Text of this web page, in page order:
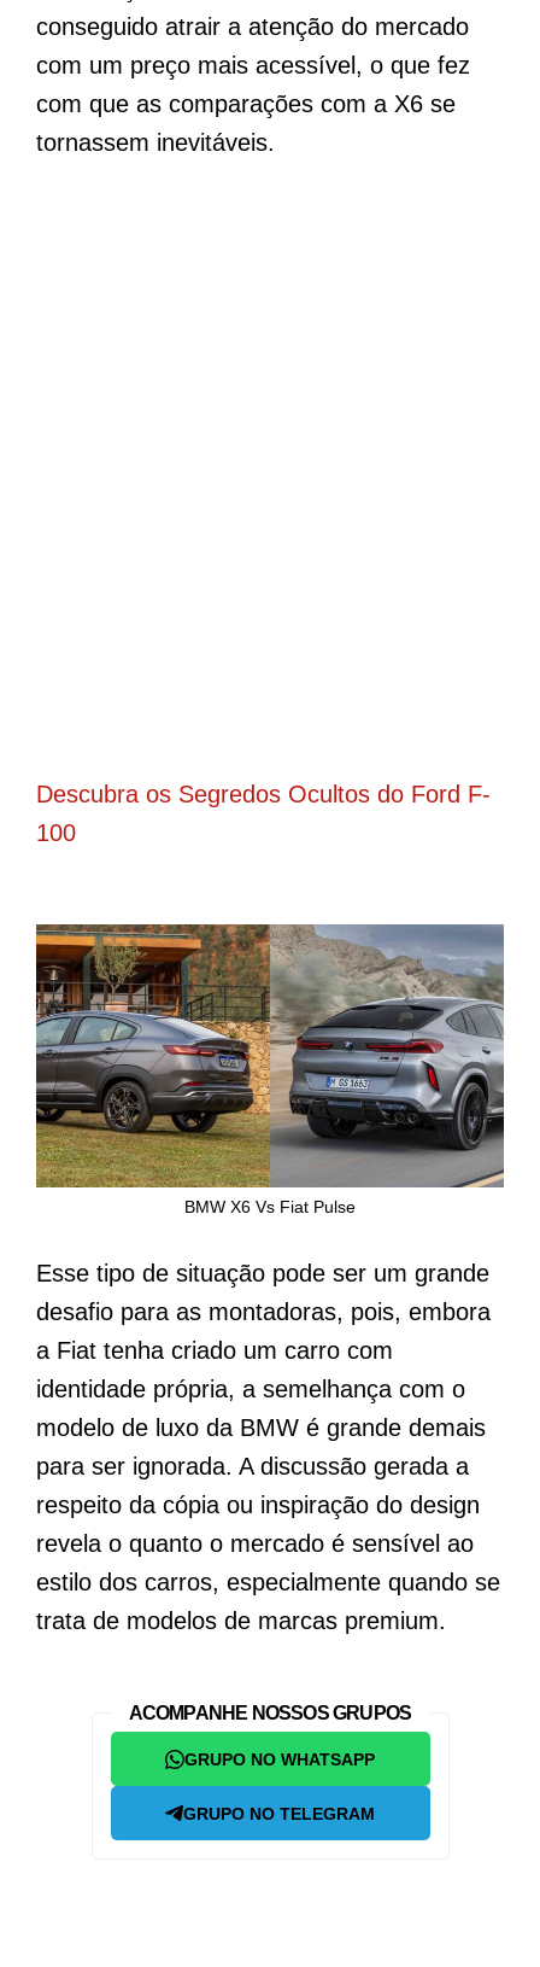
conseguido atrair a atenção do mercado
com um preço mais acessível, o que fez
com que as comparações com a X6 se
tornassem inevitáveis.
Descubra os Segredos Ocultos do Ford F-
100
BMW X6 Vs Fiat Pulse
Esse tipo de situação pode ser um grande
desafio para as montadoras, pois, embora
a Fiat tenha criado um carro com
identidade própria, a semelhança com o
modelo de luxo da BMW é grande demais
para ser ignorada. A discussão gerada a
respeito da cópia ou inspiração do design
revela o quanto o mercado é sensível ao
estilo dos carros, especialmente quando se
trata de modelos de marcas premium.
ACOMPANHE NOSSOS GRUPOS
GRUPO NO WHATSAPP
GRUPO NO TELEGRAM